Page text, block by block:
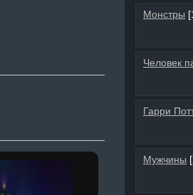
Монстры
Человек
Гарри
Мужчины